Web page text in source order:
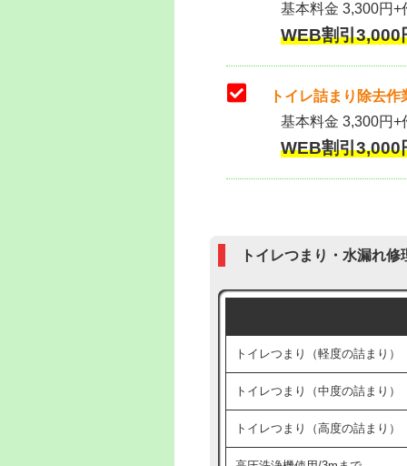
基本料金 3,300円+
WEB割引
トイレ詰まり除去
基本料金 3,300円+
WEB割引
トイレつまり・水漏れ
トイレつまり（軽度の詰まり）
トイレつまり（中度の詰まり）
トイレつまり（高度の詰まり）